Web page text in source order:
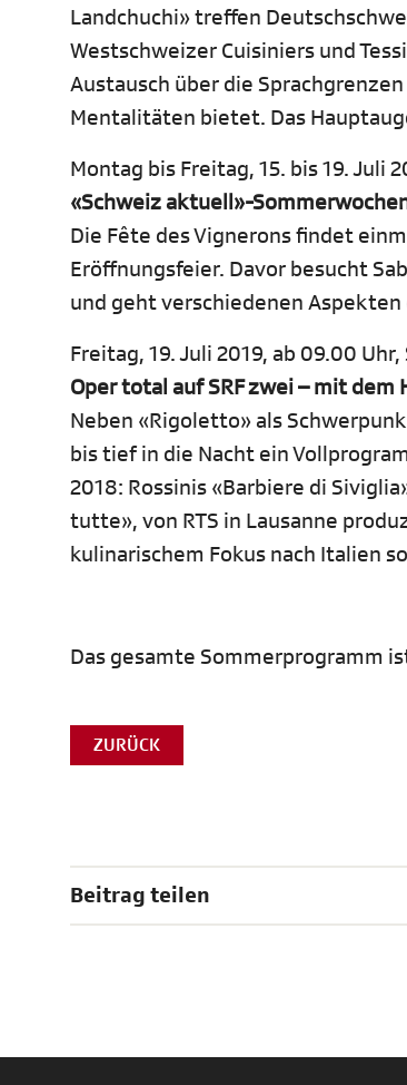
Landchuchi» treffen
Westschweizer Cuisiniers und
Austausch über die
Mentalitäten bietet. Das
Montag bis Freitag, 15. bis 19. Juli
«Schweiz aktuell»-
Die Fête des Vignerons findet
Eröffnungsfeier. Davor besucht
und geht verschiedenen
Freitag, 19. Juli 2019, ab 09.00 Uhr,
Oper total auf SRF zwei – mit
Neben «Rigoletto» als
bis tief in die Nacht ein
2018: Rossinis «Barbiere di
tutte», von RTS in Lausanne
kulinarischem Fokus nach Italien
Das gesamte Sommerprogramm
ZURÜCK
Beitrag teilen